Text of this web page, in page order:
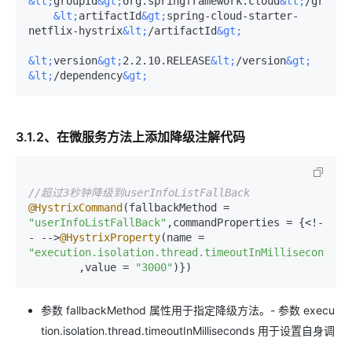
&lt;artifactId&gt;spring-cloud-starter-
netflix-hystrix&lt; /artifactId&gt;
&lt;version&gt;2.2.10.RELEASE&lt; /version&gt;
&lt; /dependency&gt;
3.1.2、在微服务方法上添加降级注解代码
//超过3秒钟降级到userInfoListFallBack
@HystrixCommand
"userInfoListFallBack" ,commandProperties = {<!-
- -->@HystrixProperty
"execution.isolation.thread.timeoutInMilliseconds"
        ,value =
"3000"
参数 fallbackMethod 属性用于指定降级方法。- 参数 execu
tion.isolation.thread.timeoutInMilliseconds 用于设置自身调